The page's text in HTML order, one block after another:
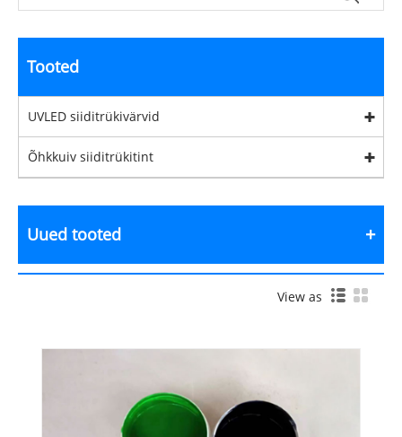
Tooted
UVLED siiditrükivärvid
Õhkkuiv siiditrükitint
Uued tooted
View as